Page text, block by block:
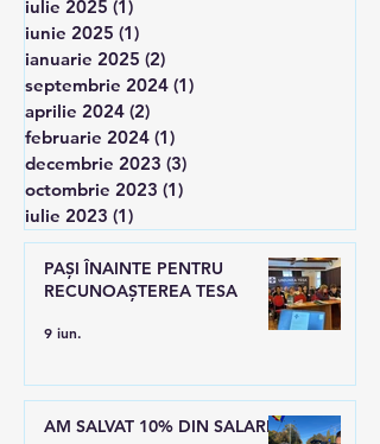
iulie 2025 (1)
iunie 2025 (1)
ianuarie 2025 (2)
septembrie 2024 (1)
aprilie 2024 (2)
februarie 2024 (1)
decembrie 2023 (3)
octombrie 2023 (1)
iulie 2023 (1)
PAȘI ÎNAINTE PENTRU
RECUNOAȘTEREA TESA
9 iun.
AM SALVAT 10% DIN SALARII